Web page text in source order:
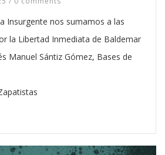
Insurgente nos sumamos a las
la Libertad Inmediata de Baldemar
Manuel Sántiz Gómez, Bases de